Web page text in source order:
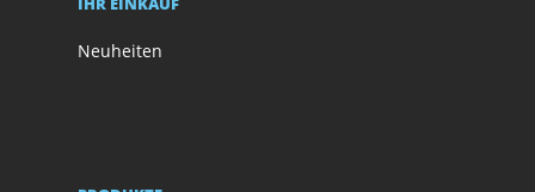
Neuheiten